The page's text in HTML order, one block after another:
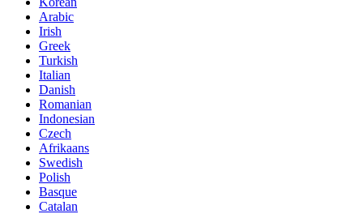
Arabic
Irish
Greek
Turkish
Italian
Danish
Romanian
Indonesian
Czech
Afrikaans
Swedish
Polish
Basque
Catalan